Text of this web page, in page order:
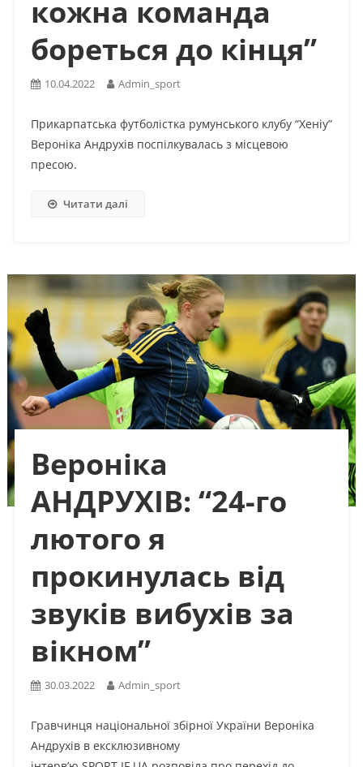
кожна команда
бореться до кінця”
10.04.2022 Admin_sport
Прикарпатська футболістка румунського клубу “Хеніу”
Вероніка Андрухів поспілкувалась з місцевою
пресою.
Читати далі
Вероніка
АНДРУХІВ: “24-го
лютого я
прокинулась від
звуків вибухів за
вікном”
30.03.2022 Admin_sport
Гравчинця національної збірної України Вероніка
Андрухів в ексклюзивному